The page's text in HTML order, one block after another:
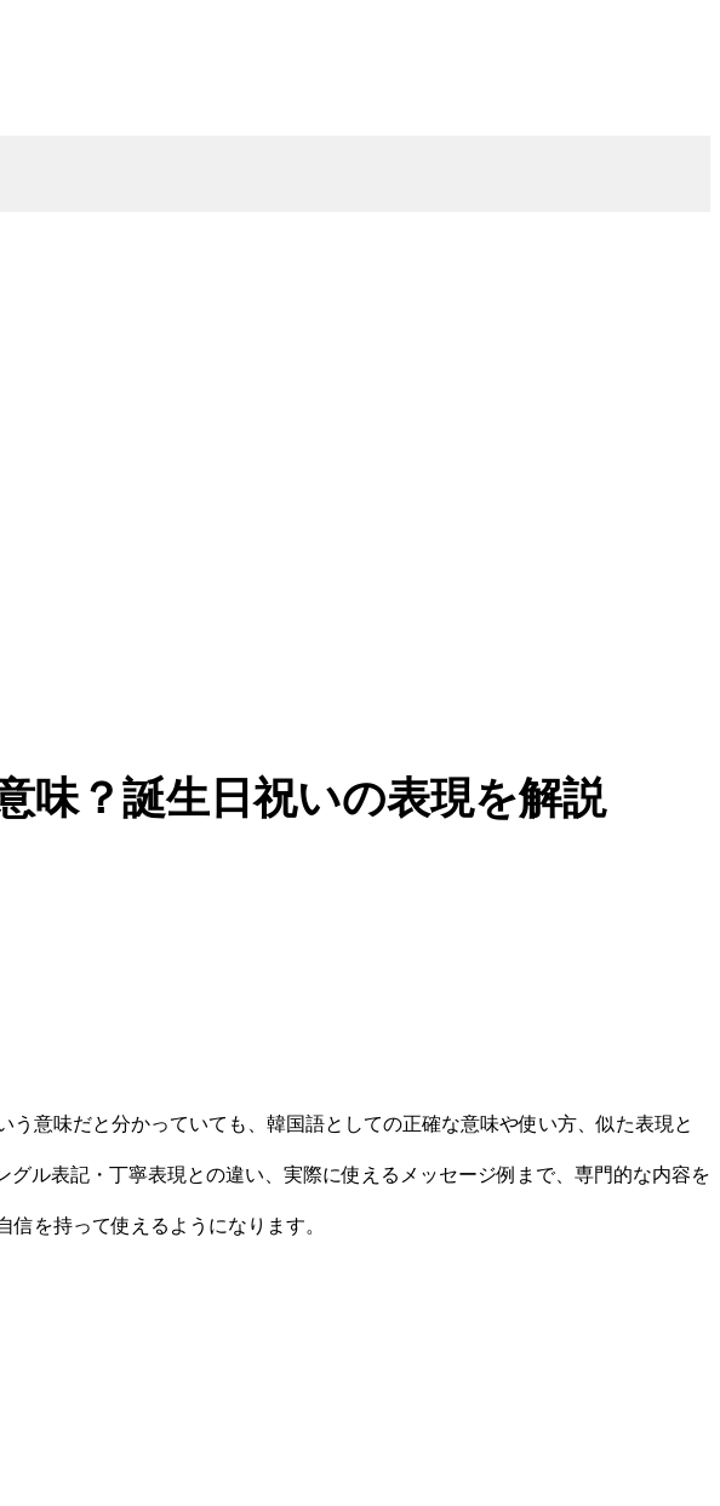
味？誕生日祝いの表現を解説
意味だと分かっていても、韓国語としての正確な意味や使い方、似た表現と
ル表記・丁寧表現との違い、実際に使えるメッセージ例まで、専門的な内容を
を持って使えるようになります。